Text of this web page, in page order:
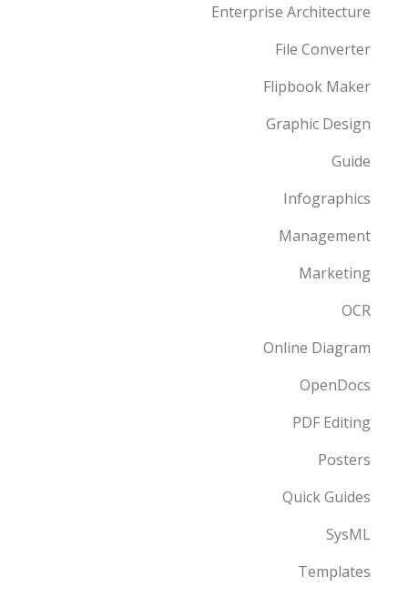
Enterprise Architecture
File Converter
Flipbook Maker
Graphic Design
Guide
Infographics
Management
Marketing
OCR
Online Diagram
OpenDocs
PDF Editing
Posters
Quick Guides
SysML
Templates